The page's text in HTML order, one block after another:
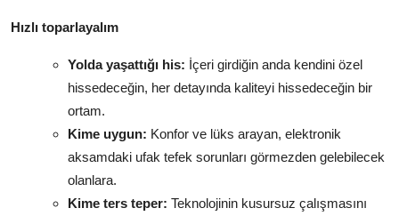
Hızlı toparlayalım
Yolda yaşattığı his: İçeri girdiğin anda kendini özel
hissedeceğin, her detayında kaliteyi hissedeceğin bir
ortam.
Kime uygun: Konfor ve lüks arayan, elektronik
aksamdaki ufak tefek sorunları görmezden gelebilecek
olanlara.
Kime ters teper: Teknolojinin kusursuz çalışmasını